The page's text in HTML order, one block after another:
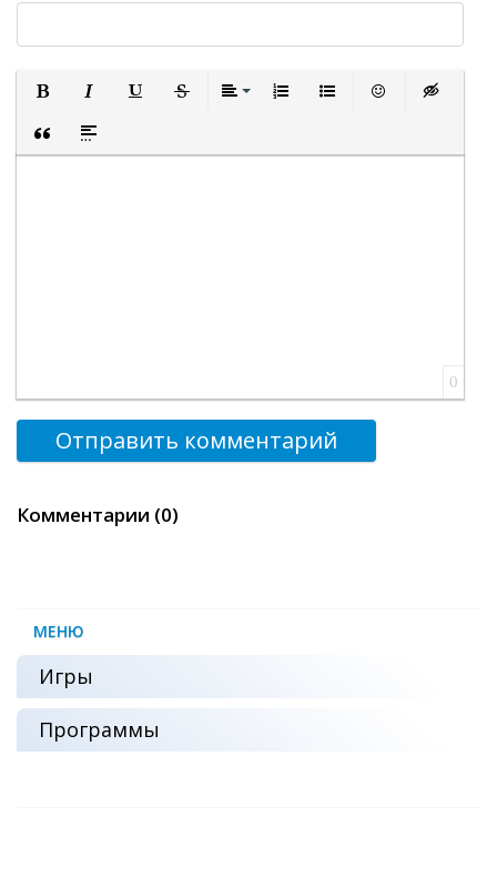
Вставка цитаты
Вставка спойлера
0
Отправить комментарий
Комментарии (0)
МЕНЮ
Игры
Программы